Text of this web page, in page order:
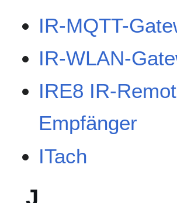
IR-MQTT-
IR-WLAN-
IRE8 IR-
Empfänger
ITach